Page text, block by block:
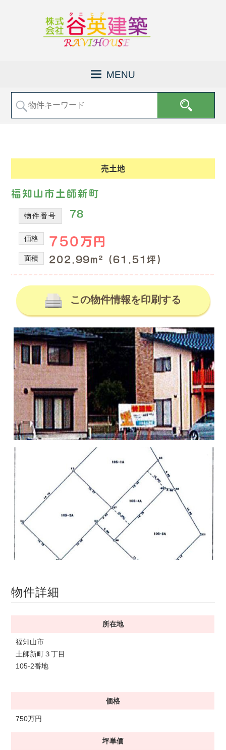
社
谷
福
知
山
市
の
不
動
産
情
報、
土
地
売
買、
土
地
購
入
の
事
式
会
英
へ
知
山
売
な
ど
の
不
産
取
り
扱
っ
て
い
る
株
式
会
社
谷
英
建
築
の
不
動
す
MENU
売土地
福知山市土師新町
物件番号 78
価格 750万円
面積 202.99m² (61.51坪)
この物件情報を印刷する
物件詳細
所在地
福知山市
土師新町３丁目
105-2番地
価格
750万円
坪単価